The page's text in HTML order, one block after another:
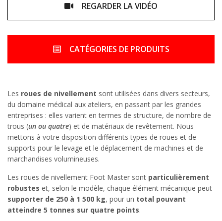
REGARDER LA VIDÉO
CATÉGORIES DE PRODUITS
Les roues de nivellement sont utilisées dans divers secteurs,
du domaine médical aux ateliers, en passant par les grandes
entreprises : elles varient en termes de structure, de nombre de
trous (un ou quatre) et de matériaux de revêtement. Nous
mettons à votre disposition différents types de roues et de
supports pour le levage et le déplacement de machines et de
marchandises volumineuses.
Les roues de nivellement Foot Master sont particulièrement
robustes et, selon le modèle, chaque élément mécanique peut
supporter de 250 à 1 500 kg, pour un total pouvant
atteindre 5 tonnes sur quatre points.